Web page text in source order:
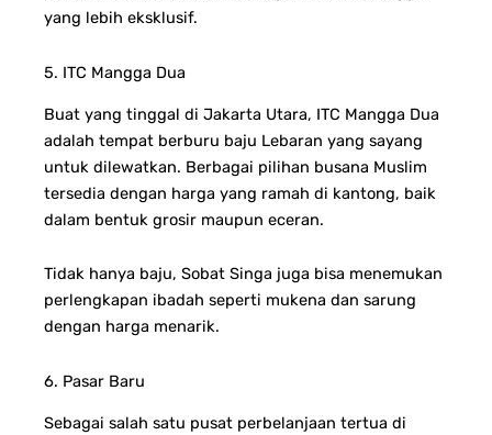
yang lebih eksklusif.
5. ITC Mangga Dua
Buat yang tinggal di Jakarta Utara, ITC Mangga Dua
adalah tempat berburu baju Lebaran yang sayang
untuk dilewatkan. Berbagai pilihan busana Muslim
tersedia dengan harga yang ramah di kantong, baik
dalam bentuk grosir maupun eceran.
Tidak hanya baju, Sobat Singa juga bisa menemukan
perlengkapan ibadah seperti mukena dan sarung
dengan harga menarik.
6. Pasar Baru
Sebagai salah satu pusat perbelanjaan tertua di